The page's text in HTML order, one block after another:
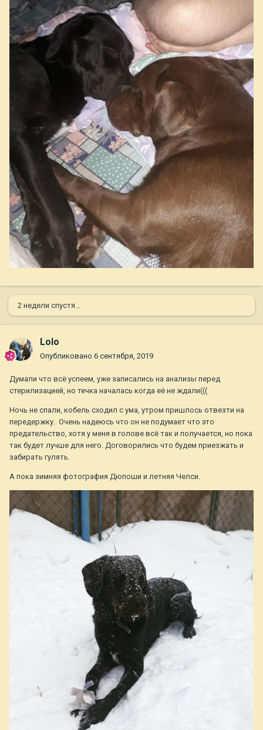
2 недели спустя...
Lolo
Опубликовано 6 сентября, 2019
Думали что всё успеем, уже записались на анализы перед
стерилизацией, но течка началась когда её не ждали(((
Ночь не спали, кобель сходил с ума, утром пришлось отвезти на
передержку. Очень надеюсь что он не подумает что это
предательство, хотя у меня в голове всё так и получается, но пока
так будет лучше для него. Договорились что будем приезжать и
забирать гулять.
А пока зимняя фотография Дюпоши и летняя Челси.